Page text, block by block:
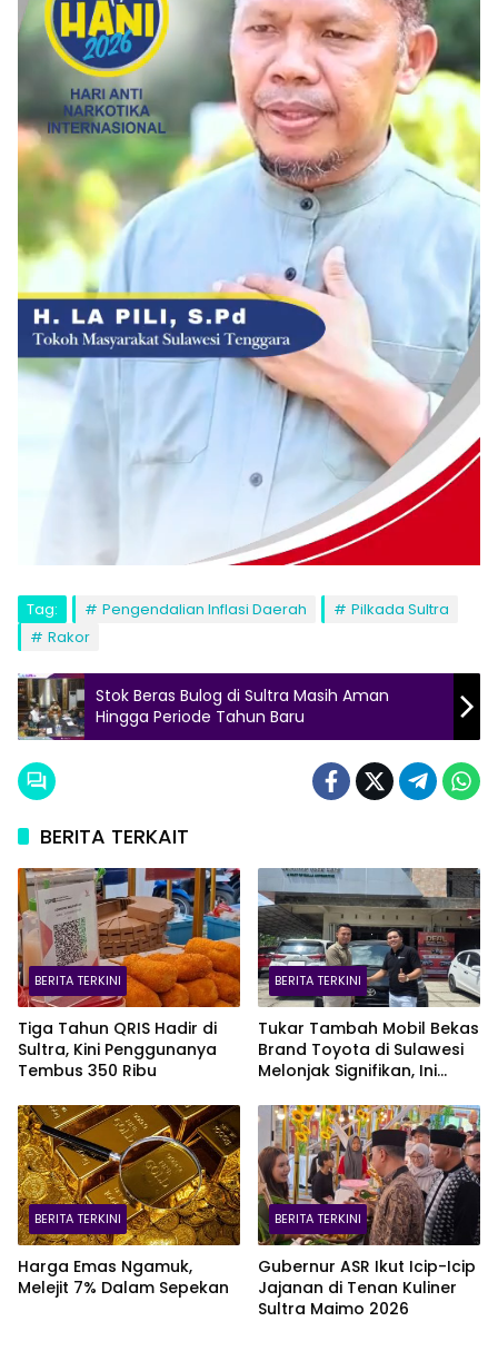
Tag: Pengendalian Inflasi Daerah
Pilkada Sultra
Rakor
Stok Beras Bulog di Sultra Masih Aman
Hingga Periode Tahun Baru
BERITA TERKAIT
BERITA TERKINI
Tiga Tahun QRIS Hadir di
Sultra, Kini Penggunanya
Tembus 350 Ribu
BERITA TERKINI
Tukar Tambah Mobil Bekas
Brand Toyota di Sulawesi
Melonjak Signifikan, Ini
BERITA TERKINI
Harga Emas Ngamuk,
Melejit 7% Dalam Sepekan
BERITA TERKINI
Gubernur ASR Ikut Icip-Icip
Jajanan di Tenan Kuliner
Sultra Maimo 2026